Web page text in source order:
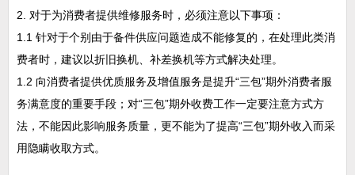
2. 对于为消费者提供维修服务时，必须注意以下事项：
1.1 针对于个别由于备件供应问题造成不能修复的，在处理此类消
费者时，建议以折旧换机、补差换机等方式解决处理。
1.2 向消费者提供优质服务及增值服务是提升“三包”期外消费者服
务满意度的重要手段；对“三包”期外收费工作一定要注意方式方
法，不能因此影响服务质量，更不能为了提高“三包”期外收入而采
用隐瞒收取方式。